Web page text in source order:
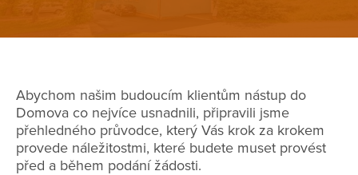
Abychom našim budoucím klientům nástup do
Domova co nejvíce usnadnili, připravili jsme
přehledného průvodce, který Vás krok za krokem
provede náležitostmi, které budete muset provést
před a během podání žádosti.